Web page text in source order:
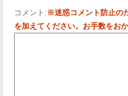
コメント: ※迷惑コメント防止の
を加えてください。お手数をおか